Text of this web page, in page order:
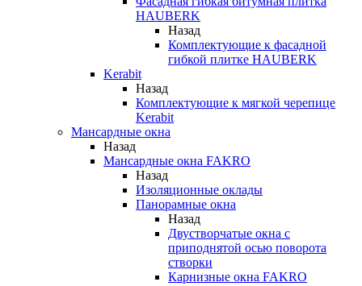
HAUBERK
Назад
Комплектующие к фасадной
гибкой плитке HAUBERK
Kerabit
Назад
Комплектующие к мягкой черепице
Kerabit
Мансардные окна
Назад
Мансардные окна FAKRO
Назад
Изоляционные оклады
Панорамные окна
Назад
Двустворчатые окна с
приподнятой осью поворота
створки
Карнизные окна FAKRO